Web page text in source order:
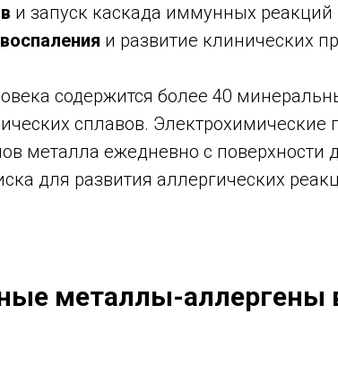
и запуск каскада иммунных реакций
и развитие клинических
содержится более 40
сплавов. Электрохимические
металла ежедневно с поверхности
для развития аллергических
металлы-аллергены